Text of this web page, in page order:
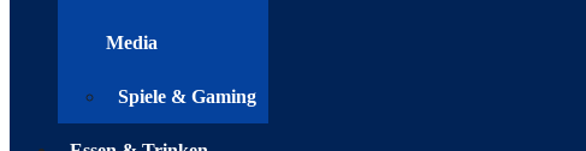
Media
Spiele & Gaming